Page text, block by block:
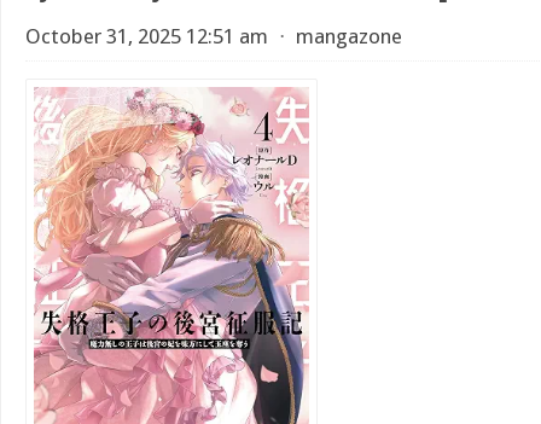
October 31, 2025 12:51 am ⋅ mangazone